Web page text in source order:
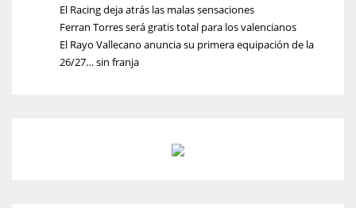
El Racing deja atrás las malas sensaciones
Ferran Torres será gratis total para los valencianos
El Rayo Vallecano anuncia su primera equipación de la
26/27… sin franja